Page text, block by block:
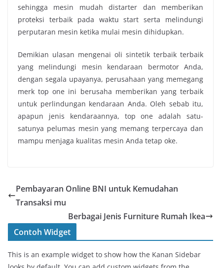
sehingga mesin mudah distarter dan memberikan
proteksi terbaik pada waktu start serta melindungi
perputaran mesin ketika mulai mesin dihidupkan.
Demikian ulasan mengenai oli sintetik terbaik terbaik
yang melindungi mesin kendaraan bermotor Anda,
dengan segala upayanya, perusahaan yang memegang
merk top one ini berusaha memberikan yang terbaik
untuk perlindungan kendaraan Anda. Oleh sebab itu,
apapun jenis kendaraannya, top one adalah satu-
satunya pelumas mesin yang memang terpercaya dan
mampu menjaga kualitas mesin Anda tetap oke.
Pembayaran Online BNI untuk Kemudahan
Transaksi mu
Berbagai Jenis Furniture Rumah Ikea
Contoh Widget
This is an example widget to show how the Kanan Sidebar